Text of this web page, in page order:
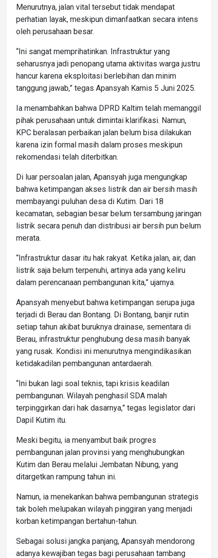
Menurutnya, jalan vital tersebut tidak mendapat
perhatian layak, meskipun dimanfaatkan secara intens
oleh perusahaan besar.
“Ini sangat memprihatinkan. Infrastruktur yang
seharusnya jadi penopang utama aktivitas warga justru
hancur karena eksploitasi berlebihan dan minim
tanggung jawab,” tegas Apansyah Kamis 5 Juni 2025.
Ia menambahkan bahwa DPRD Kaltim telah memanggil
pihak perusahaan untuk dimintai klarifikasi. Namun,
KPC beralasan perbaikan jalan belum bisa dilakukan
karena izin formal masih dalam proses meskipun
rekomendasi telah diterbitkan.
Di luar persoalan jalan, Apansyah juga mengungkap
bahwa ketimpangan akses listrik dan air bersih masih
membayangi puluhan desa di Kutim. Dari 18
kecamatan, sebagian besar belum tersambung jaringan
listrik secara penuh dan distribusi air bersih pun belum
merata.
“Infrastruktur dasar itu hak rakyat. Ketika jalan, air, dan
listrik saja belum terpenuhi, artinya ada yang keliru
dalam perencanaan pembangunan kita,” ujarnya.
Apansyah menyebut bahwa ketimpangan serupa juga
terjadi di Berau dan Bontang. Di Bontang, banjir rutin
setiap tahun akibat buruknya drainase, sementara di
Berau, infrastruktur penghubung desa masih banyak
yang rusak. Kondisi ini menurutnya mengindikasikan
ketidakadilan pembangunan antardaerah.
“Ini bukan lagi soal teknis, tapi krisis keadilan
pembangunan. Wilayah penghasil SDA malah
terpinggirkan dari hak dasarnya,” tegas legislator dari
Dapil Kutim itu.
Meski begitu, ia menyambut baik progres
pembangunan jalan provinsi yang menghubungkan
Kutim dan Berau melalui Jembatan Nibung, yang
ditargetkan rampung tahun ini.
Namun, ia menekankan bahwa pembangunan strategis
tak boleh melupakan wilayah pinggiran yang menjadi
korban ketimpangan bertahun-tahun.
Sebagai solusi jangka panjang, Apansyah mendorong
adanya kewajiban tegas bagi perusahaan tambang